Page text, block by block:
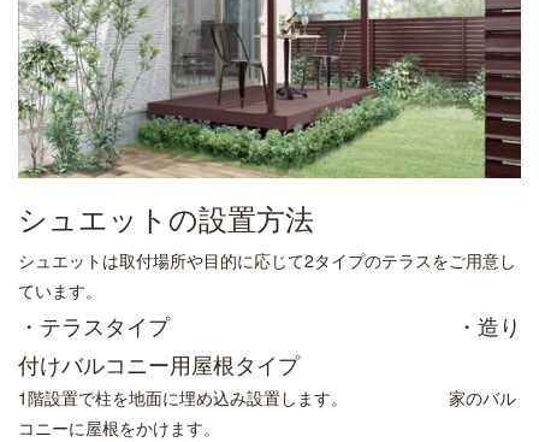
シュエットの設置方法
シュエットは取付場所や目的に応じて2タイプのテラスをご用意し
ています。
・テラスタイプ
・造り
付けバルコニー用屋根タイプ
1階設置で柱を地面に埋め込み設置します。 家のバル
コニーに屋根をかけます。